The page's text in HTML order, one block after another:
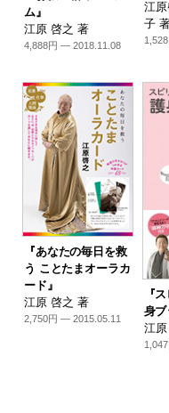
ム』
江原 啓之 著
4,888円 — 2018.11.08
江
子
『あなたの毎日を救
う ことたまオーラカ
ード』
江原 啓之 著
2,750円 — 2015.05.11
『
身ブ
江